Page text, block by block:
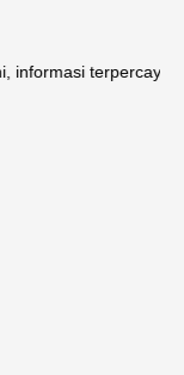
edukasi